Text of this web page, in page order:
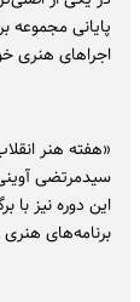
پایانی مجموعه
اجراهای هنری
«هفته هنر
سیدمرتضی
این دوره نیز
برنامه‌های